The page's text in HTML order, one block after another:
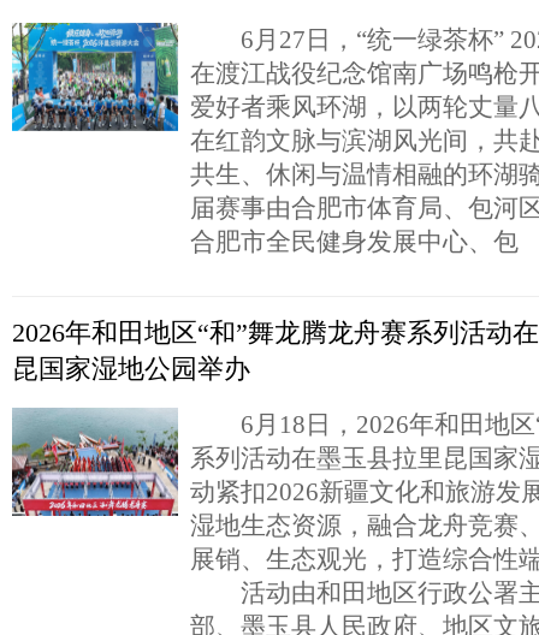
6月27日，“统一绿茶杯”
在渡江战役纪念馆南广场鸣枪
爱好者乘风环湖，以两轮丈量
在红韵文脉与滨湖风光间，共
共生、休闲与温情相融的环
届赛事由合肥市体育局、包河
合肥市全民健身发展中心、包
2026年和田地区“和”舞龙腾龙舟赛系列活动
昆国家湿地公园举办
6月18日，2026年和田地区
系列活动在墨玉县拉里昆国家
动紧扣2026新疆文化和旅游发
湿地生态资源，融合龙舟竞赛
展销、生态观光，打造综合性
活动由和田地区行政公署
部、墨玉县人民政府、地区文